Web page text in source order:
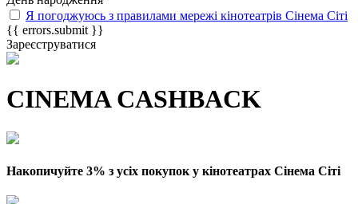
Я погоджуюсь з правилами мережі кінотеатрів Сінема Сіті
{{ errors.submit }}
Зареєструватися
CINEMA CASHBACK
Накопичуйте 3% з усіх покупок у кінотеатрах Сінема Сіті